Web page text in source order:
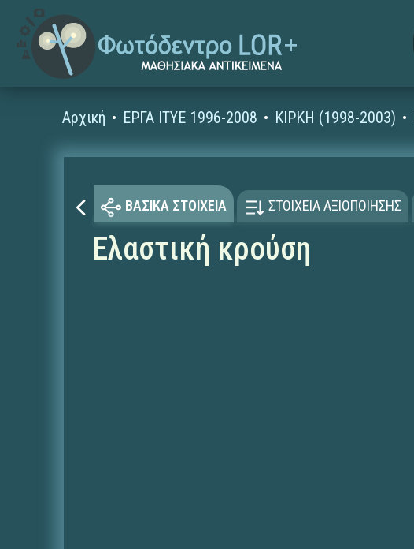
Αρχική ΕΡΓΑ ΙΤΥΕ 1996-2008 ΚΙΡΚΗ (1998-2003)
ΒΑΣΙΚΑ ΣΤΟΙΧΕΙΑ ΣΤΟΙΧΕΙΑ ΑΞΙΟΠΟΙΗΣΗΣ
Ελαστική κρούση